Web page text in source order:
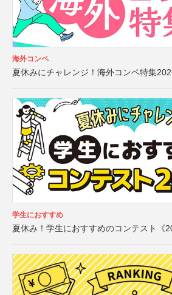
海外コンペ
夏休みにチャレンジ！海外コンペ特集
学生におすすめ
夏休み！学生におすすめのコンテスト《